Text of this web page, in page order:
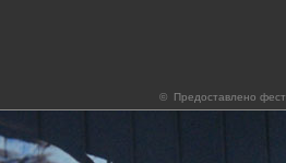
© Предоставлено